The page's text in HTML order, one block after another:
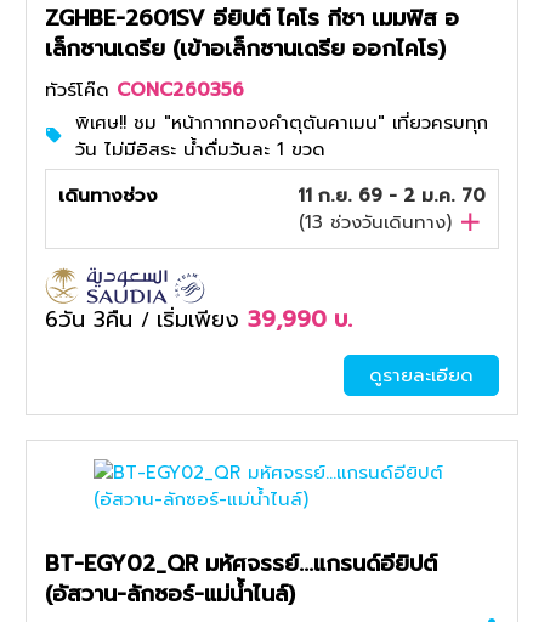
ZGHBE-2601SV อียิปต์ ไคโร กีซา เมมฟิส อ
เล็กซานเดรีย (เข้าอเล็กซานเดรีย ออกไคโร)
ทัวร์โค๊ด CONC260356
พิเศษ!! ชม "หน้ากากทองคำตุตันคาเมน" เที่ยวครบทุก
วัน ไม่มีอิสระ น้ำดื่มวันละ 1 ขวด
เดินทางช่วง
11 ก.ย. 69 - 2 ม.ค. 70
(13 ช่วงวันเดินทาง)
6วัน 3คืน / เริ่มเพียง 39,990 บ.
ดูรายละเอียด
BT-EGY02_QR มหัศจรรย์...แกรนด์อียิปต์
(อัสวาน-ลักซอร์-แม่น้ำไนล์)